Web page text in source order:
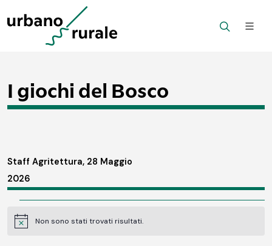
I giochi del Bosco
Staff Agritettura, 28 Maggio
2026
Eventi
NoticeNon sono stati trovati risultati.